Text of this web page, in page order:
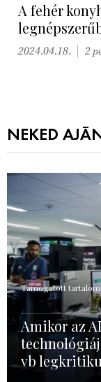
A fehér
2024.04.18. 2
NEKED
Támogatott tartalom
Amikor az
vb